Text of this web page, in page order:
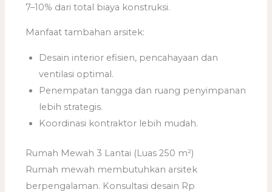
7–10% dari total biaya konstruksi.
Manfaat tambahan arsitek:
Desain interior efisien, pencahayaan dan
ventilasi optimal.
Penempatan tangga dan ruang penyimpanan
lebih strategis.
Koordinasi kontraktor lebih mudah.
Rumah Mewah 3 Lantai (Luas 250 m²)
Rumah mewah membutuhkan arsitek
berpengalaman. Konsultasi desain Rp